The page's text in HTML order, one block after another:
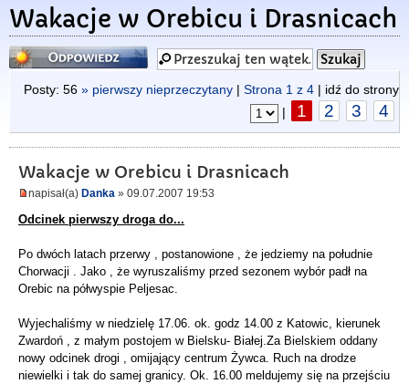
Wakacje w Orebicu i Drasnicach
Odpowiedz
Posty: 56 » pierwszy nieprzeczytany | Strona 1 z 4 | idź do strony
|
1 2 3 4
Wakacje w Orebicu i Drasnicach
napisał(a) Danka » 09.07.2007 19:53
Odcinek pierwszy droga do...
Po dwóch latach przerwy , postanowione , że jedziemy na południe
Chorwacji . Jako , że wyruszaliśmy przed sezonem wybór padł na
Orebic na półwyspie Peljesac.
Wyjechaliśmy w niedzielę 17.06. ok. godz 14.00 z Katowic, kierunek
Zwardoń , z małym postojem w Bielsku- Białej.Za Bielskiem oddany
nowy odcinek drogi , omijający centrum Żywca. Ruch na drodze
niewielki i tak do samej granicy. Ok. 16.00 meldujemy się na przejściu